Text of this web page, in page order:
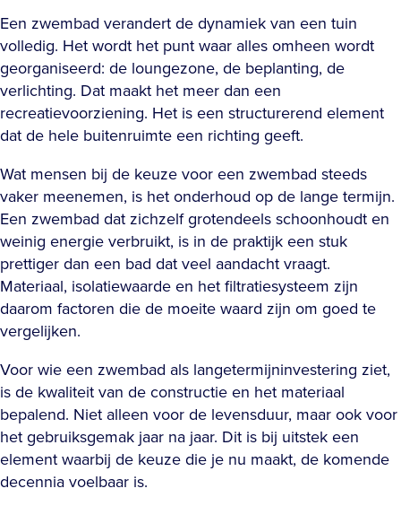
Een zwembad verandert de dynamiek van een tuin
volledig. Het wordt het punt waar alles omheen wordt
georganiseerd: de loungezone, de beplanting, de
verlichting. Dat maakt het meer dan een
recreatievoorziening. Het is een structurerend element
dat de hele buitenruimte een richting geeft.
Wat mensen bij de keuze voor een zwembad steeds
vaker meenemen, is het onderhoud op de lange termijn.
Een zwembad dat zichzelf grotendeels schoonhoudt en
weinig energie verbruikt, is in de praktijk een stuk
prettiger dan een bad dat veel aandacht vraagt.
Materiaal, isolatiewaarde en het filtratiesysteem zijn
daarom factoren die de moeite waard zijn om goed te
vergelijken.
Voor wie een zwembad als langetermijninvestering ziet,
is de kwaliteit van de constructie en het materiaal
bepalend. Niet alleen voor de levensduur, maar ook voor
het gebruiksgemak jaar na jaar. Dit is bij uitstek een
element waarbij de keuze die je nu maakt, de komende
decennia voelbaar is.